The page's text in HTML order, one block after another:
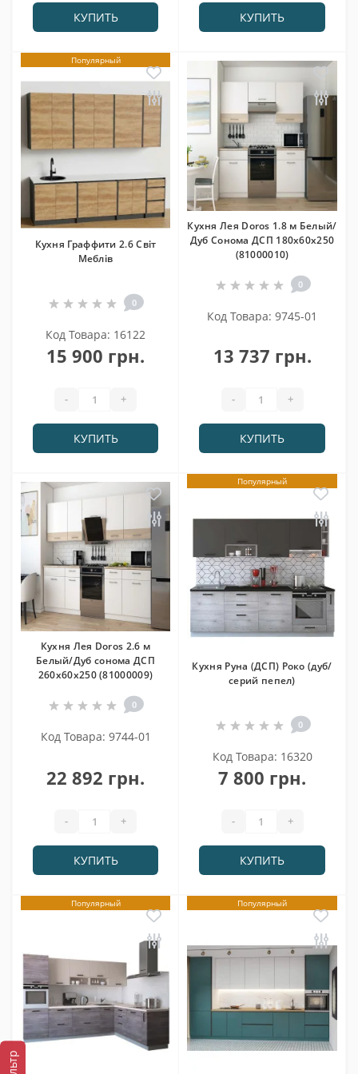
КУПИТЬ КУПИТЬ
Популярный
Кухня Граффити 2.6 Світ
Меблів
0
Код Товара: 16122
15 900 грн.
- +
КУПИТЬ
Кухня Лея Doros 1.8 м Белый/
Дуб Сонома ДСП 180х60х250
(81000010)
0
Код Товара: 9745-01
13 737 грн.
- +
КУПИТЬ
Кухня Лея Doros 2.6 м
Белый/Дуб сонома ДСП
260х60х250 (81000009)
0
Код Товара: 9744-01
22 892 грн.
- +
КУПИТЬ
Популярный
Кухня Руна (ДСП) Роко (дуб/
серий пепел)
0
Код Товара: 16320
7 800 грн.
- +
КУПИТЬ
Популярный Популярный